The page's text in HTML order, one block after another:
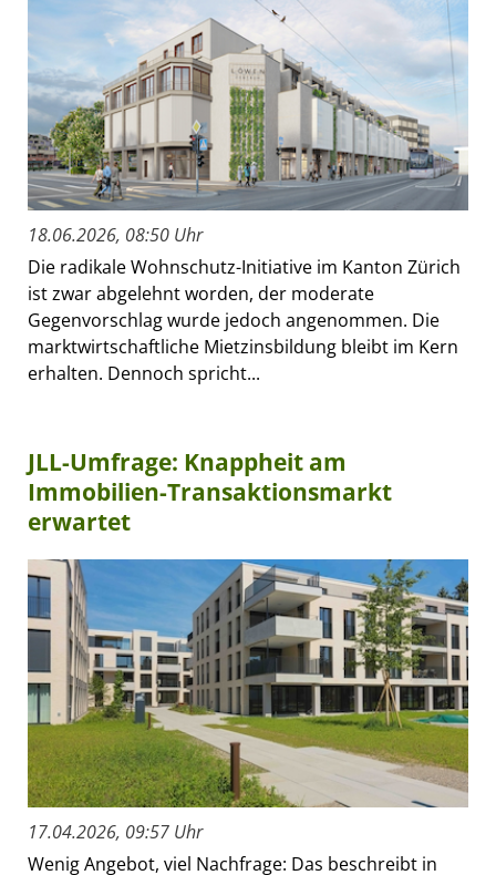
18.06.2026, 08:50 Uhr
Die radikale Wohnschutz-Initiative im Kanton Zürich
ist zwar abgelehnt worden, der moderate
Gegenvorschlag wurde jedoch angenommen. Die
marktwirtschaftliche Mietzinsbildung bleibt im Kern
erhalten. Dennoch spricht...
JLL-Umfrage: Knappheit am
Immobilien-Transaktionsmarkt
erwartet
17.04.2026, 09:57 Uhr
Wenig Angebot, viel Nachfrage: Das beschreibt in